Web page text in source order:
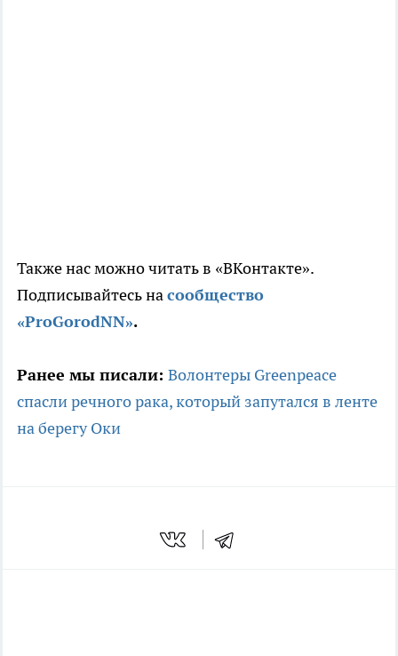
Также нас можно читать в «ВКонтакте».
Подписывайтесь насообщество
«ProGorodNN».
Ранее мы писали: Волонтеры Greenpeace
спасли речного рака, который запутался в ленте
на берегу Оки